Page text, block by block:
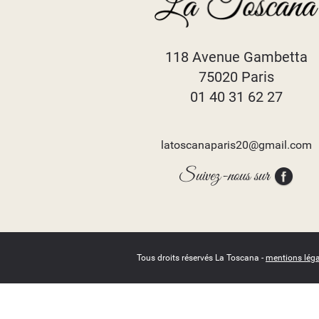
118 Avenue Gambetta
75020 Paris
01 40 31 62 27
latoscanaparis20@gmail.com
Suivez-nous sur
Tous droits réservés La Toscana - mentions